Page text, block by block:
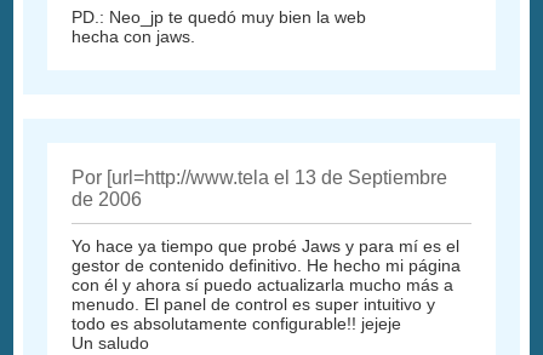
PD.: Neo_jp te quedó muy bien la web
hecha con jaws.
Por [url=http://www.tela el 13 de Septiembre
de 2006
Yo hace ya tiempo que probé Jaws y para mí es el
gestor de contenido definitivo. He hecho mi página
con él y ahora sí puedo actualizarla mucho más a
menudo. El panel de control es super intuitivo y
todo es absolutamente configurable!! jejeje
Un saludo